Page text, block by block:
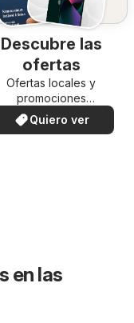
Descubre las
ofertas
Ofertas locales y
promociones
especiales.
Quiero ver
en las